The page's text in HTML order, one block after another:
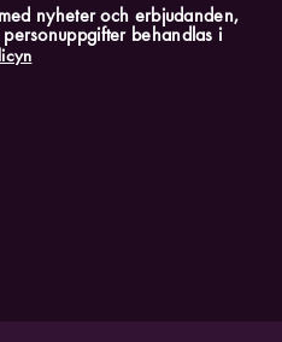
nyheter och erbjudanden,
behandlas i